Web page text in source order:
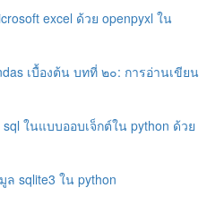
excel ด้วย openpyxl ใน
เบื้องต้น บทที่ ๒๐: การอ่านเขียน
ในแบบออบเจ็กต์ใน python ด้วย
sqlite3 ใน python